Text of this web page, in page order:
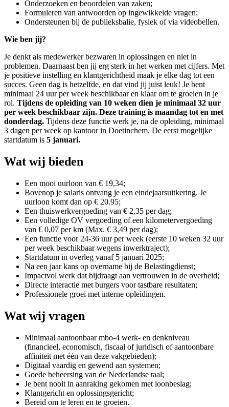
Onderzoeken en beoordelen van zaken;
Formuleren van antwoorden op ingewikkelde vragen;
Ondersteunen bij de publieksbalie, fysiek of via videobellen.
Wie ben jij?
Je denkt als medewerker bezwaren in oplossingen en niet in
problemen. Daarnaast ben jij erg sterk in het werken met cijfers. Met
je positieve instelling en klantgerichtheid maak je elke dag tot een
succes. Geen dag is hetzelfde, en dat vind jij juist leuk! Je bent
minimaal 24 uur per week beschikbaar en klaar om te groeien in je
rol. Tijdens de opleiding van 10 weken dien je minimaal 32 uur
per week beschikbaar zijn. Deze training is maandag tot en met
donderdag. Tijdens deze functie werk je, na de opleiding, minimaal
3 dagen per week op kantoor in Doetinchem. De eerst mogelijke
startdatum is 5 januari.
Wat wij bieden
Een mooi uurloon van € 19,34;
Bovenop je salaris ontvang je een eindejaarsuitkering. Je
uurloon komt dan op € 20.95;
Een thuiswerkvergoeding van € 2,35 per dag;
Een volledige OV vergoeding of een kilometervergoeding
van € 0,07 per km (Max. € 3,49 per dag);
Een functie voor 24-36 uur per week (eerste 10 weken 32 uur
per week beschikbaar wegens inwerktraject);
Startdatum in overleg vanaf 5 januari 2025;
Na een jaar kans op overname bij de Belastingdienst;
Impactvol werk dat bijdraagt aan vertrouwen in de overheid;
Directe interactie met burgers voor tastbare resultaten;
Professionele groei met interne opleidingen.
Wat wij vragen
Minimaal aantoonbaar mbo-4 werk- en denkniveau
(financieel, economisch, fiscaal of juridisch of aantoonbare
affiniteit met één van deze vakgebieden);
Digitaal vaardig en gewend aan systemen;
Goede beheersing van de Nederlandse taal;
Je bent nooit in aanraking gekomen met loonbeslag;
Klantgericht en oplossingsgericht;
Bereid om te leren en te groeien.